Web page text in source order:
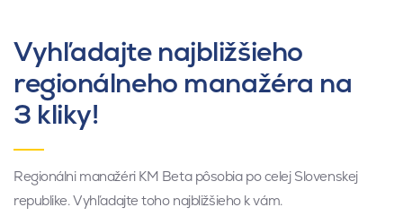
Vyhľadajte najbližšieho
regionálneho manažéra na
3 kliky!
Regionálni manažéri KM Beta pôsobia po celej Slovenskej
republike. Vyhľadajte toho najbližšieho k vám.